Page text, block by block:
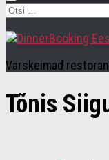
Otsi:
Värskeimad
Tõnis